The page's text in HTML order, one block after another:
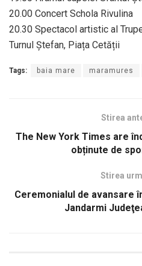
20.00 Concert Schola Rivulina
20.30 Spectacol artistic al
Turnul Ștefan, Piața Cetății
Tags: baia mare maramures
Stirea
The New York Times are
obținute de
Stirea
Ceremonialul de avansare
Jandarmi